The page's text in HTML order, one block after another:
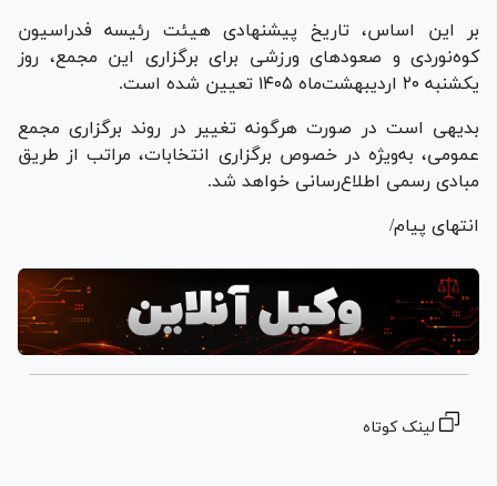
بر این اساس، تاریخ پیشنهادی هیئت رئیسه فدراسیون
کوه‌نوردی و صعود‌های ورزشی برای برگزاری این مجمع، روز
یکشنبه ۲۰ اردیبهشت‌ماه ۱۴۰۵ تعیین شده است.
بدیهی است در صورت هرگونه تغییر در روند برگزاری مجمع
عمومی، به‌ویژه در خصوص برگزاری انتخابات، مراتب از طریق
مبادی رسمی اطلاع‌رسانی خواهد شد.
انتهای پیام/
لینک کوتاه